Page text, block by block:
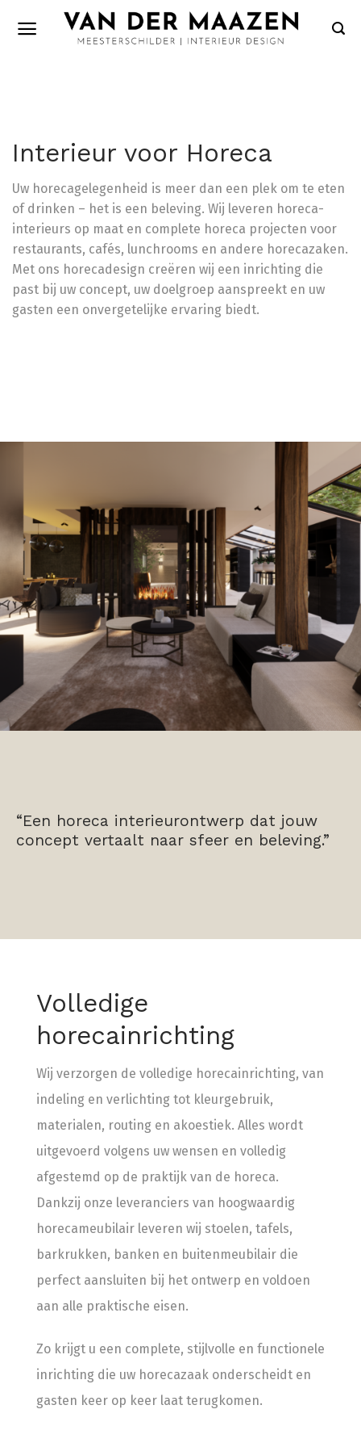
Interieur voor Horeca
Uw horecagelegenheid is meer dan een plek om te eten
of drinken – het is een beleving. Wij leveren horeca-
interieurs op maat en complete horeca projecten voor
restaurants, cafés, lunchrooms en andere horecazaken.
Met ons horecadesign creëren wij een inrichting die
past bij uw concept, uw doelgroep aanspreekt en uw
gasten een onvergetelijke ervaring biedt.
“Een horeca interieurontwerp dat jouw
concept vertaalt naar sfeer en beleving.”
Volledige
horecainrichting
Wij verzorgen de volledige horecainrichting, van
indeling en verlichting tot kleurgebruik,
materialen, routing en akoestiek. Alles wordt
uitgevoerd volgens uw wensen en volledig
afgestemd op de praktijk van de horeca.
Dankzij onze leveranciers van hoogwaardig
horecameubilair leveren wij stoelen, tafels,
barkrukken, banken en buitenmeubilair die
perfect aansluiten bij het ontwerp en voldoen
aan alle praktische eisen.
Zo krijgt u een complete, stijlvolle en functionele
inrichting die uw horecazaak onderscheidt en
gasten keer op keer laat terugkomen.